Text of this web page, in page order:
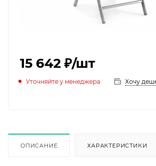
15 642 ₽/шт
Уточняйте у менеджера Хочу
ОПИСАНИЕ ХАРАКТЕРИСТИКИ